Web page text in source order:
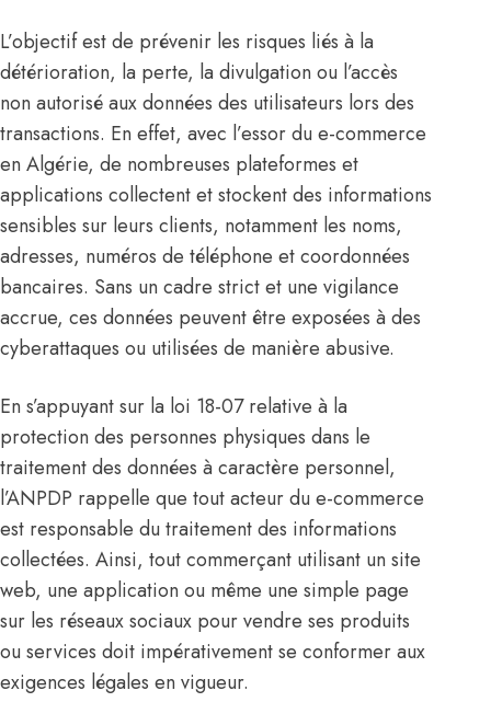
L’objectif est de prévenir les risques liés à la
détérioration, la perte, la divulgation ou l’accès
non autorisé aux données des utilisateurs lors des
transactions. En effet, avec l’essor du e-commerce
en Algérie, de nombreuses plateformes et
applications collectent et stockent des informations
sensibles sur leurs clients, notamment les noms,
adresses, numéros de téléphone et coordonnées
bancaires. Sans un cadre strict et une vigilance
accrue, ces données peuvent être exposées à des
cyberattaques ou utilisées de manière abusive.
En s’appuyant sur la loi 18-07 relative à la
protection des personnes physiques dans le
traitement des données à caractère personnel,
l’ANPDP rappelle que tout acteur du e-commerce
est responsable du traitement des informations
collectées. Ainsi, tout commerçant utilisant un site
web, une application ou même une simple page
sur les réseaux sociaux pour vendre ses produits
ou services doit impérativement se conformer aux
exigences légales en vigueur.